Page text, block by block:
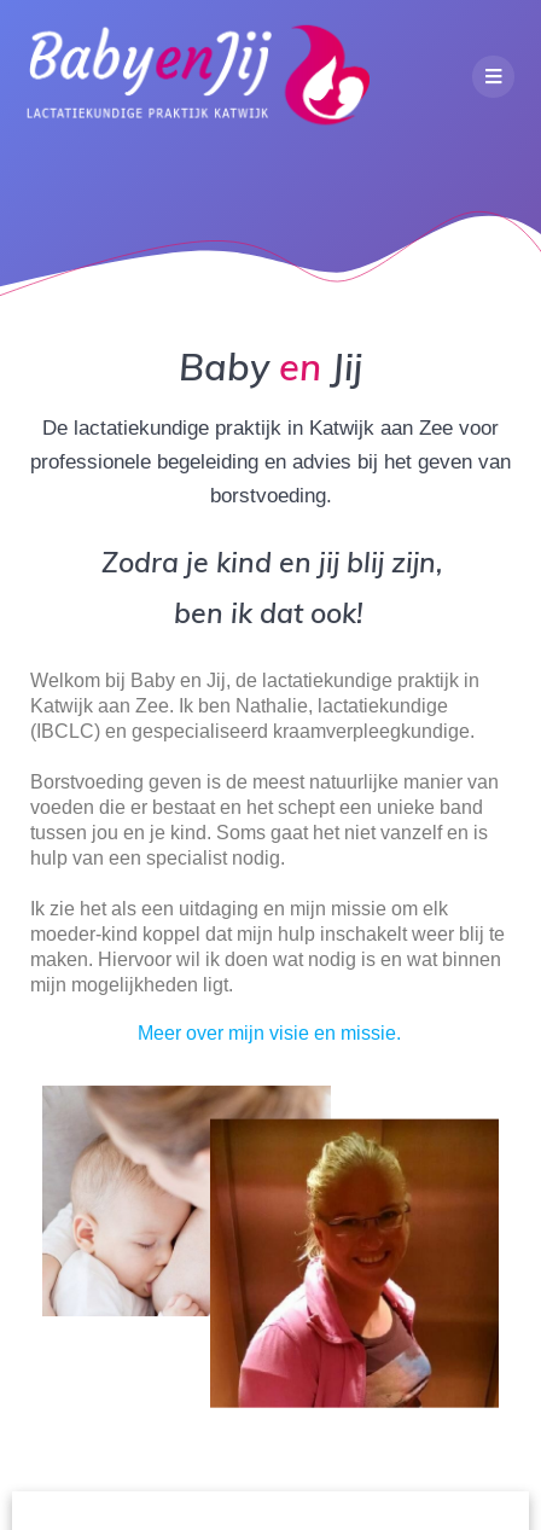
Baby en Jij
De lactatiekundige praktijk in Katwijk aan Zee voor
professionele begeleiding en advies bij het geven van
borstvoeding.
Zodra je kind en jij blij zijn,
ben ik dat ook!
Welkom bij Baby en Jij, de lactatiekundige praktijk in
Katwijk aan Zee. Ik ben Nathalie, lactatiekundige
(IBCLC) en gespecialiseerd kraamverpleegkundige.
Borstvoeding geven is de meest natuurlijke manier van
voeden die er bestaat en het schept een unieke band
tussen jou en je kind. Soms gaat het niet vanzelf en is
hulp van een specialist nodig.
Ik zie het als een uitdaging en mijn missie om elk
moeder-kind koppel dat mijn hulp inschakelt weer blij te
maken. Hiervoor wil ik doen wat nodig is en wat binnen
mijn mogelijkheden ligt.
Meer over mijn visie en missie.